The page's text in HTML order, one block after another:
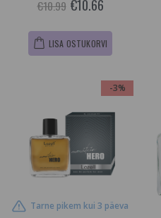
€10.99 €10.66
LISA OSTUKORVI
-3%
Tarne pikem kui 3 päeva